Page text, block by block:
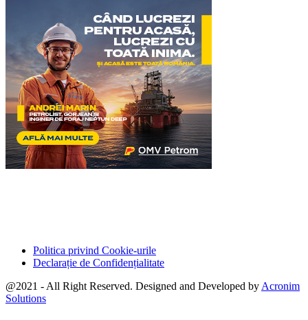
Politica privind Cookie-urile
Declarație de Confidențialitate
@2021 - All Right Reserved. Designed and Developed by Acronim
Solutions